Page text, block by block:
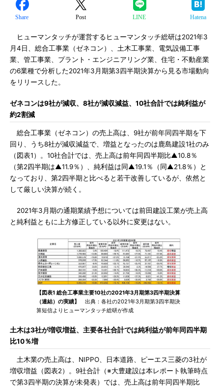
Share Post LINE Hatena
ヒューマンタッチが運営するヒューマンタッチ総研は2021年3
月4日、総合工事業（ゼネコン）、土木工事業、電気設備工事
業、管工事業、プラント・エンジニアリング業、住宅・不動産業
の6業種で分析した2021年3月期第3四半期決算から見る市場動向
をリリースした。
ゼネコンは9社が減収、8社が減収減益、10社合計では純利益が
約2割減
総合工事業（ゼネコン）の売上高は、9社が前年同四半期を下
回り、うち8社が減収減益で、増益となったのは鹿島建設1社のみ
（図表1）。10社合計では、売上高は前年同四半期比▲10.8％
（第2四半期は▲11.9％）、純利益は同▲19.1％（同▲21.8％）と
なっており、第2四半期と比べると若干改善しているが、依然と
して厳しい決算が続く。
2021年3月期の通期業績予想については前田建設工業が売上高
と純利益ともに上方修正している以外に変更はない。
【図表1 総合工事業主要10社の2021年3月期第3四半期決算
（連結）の実績】
出典：各社の2021年3月期第3四半期決
算短信よりヒューマンタッチ総研が作成
土木は3社が増収増益、主要各社合計では純利益が前年同四半期
比10％増
土木業の売上高は、NIPPO、日本道路、ピーエス三菱の3社が
増収増益（図表2）。9社合計（※大豊建設は本レポート執筆時点
で第3四半期の決算が未発表）では、売上高は前年同四半期比